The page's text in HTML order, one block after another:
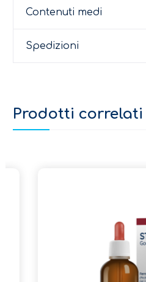
Contenuti medi
Spedizioni
Prodotti correlati